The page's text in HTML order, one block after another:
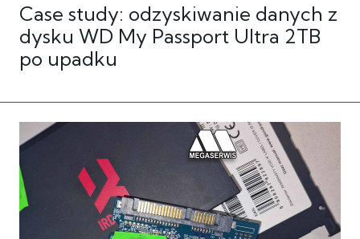
Case study: odzyskiwanie danych z
dysku WD My Passport Ultra 2TB
po upadku